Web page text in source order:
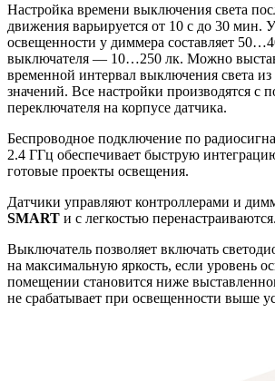
Настройка времени выключения света
движения варьируется от 10 с до 30 мин.
освещенности у диммера составляет
выключателя — 10…250 лк. Можно
временной интервал выключения света
значений. Все настройки производятся с
переключателя на корпусе датчика.
Беспроводное подключение по
2.4 ГГц обеспечивает быструю
готовые проекты освещения.
Датчики управляют контроллерами и
SMART и с легкостью перенастраиваются.
Выключатель позволяет включать
на максимальную яркость, если уровень
помещении становится ниже
не срабатывает при освещенности выше